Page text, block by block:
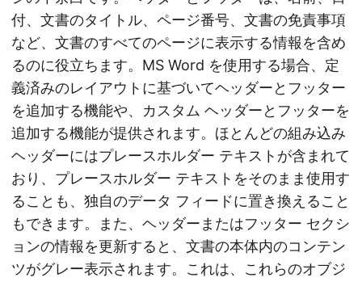
付、文書のタイトル、ページ番号、文書の免責事項
など、文書のすべてのページに表示する情報を含め
るのに役立ちます。MS Word を使用する場合、定
義済みのレイアウトに基づいてヘッダーとフッター
を追加する機能や、カスタム ヘッダーとフッターを
追加する機能が提供されます。ほとんどの組み込み
ヘッダーにはプレースホルダー テキストが含まれて
おり、プレースホルダー テキストをそのまま使用す
ることも、独自のデータ フィードに置き換えること
もできます。また、ヘッダーまたはフッター セクシ
ョンの情報を更新すると、文書の本体内のコンテン
ツがグレー表示されます。これは、これらのオブジ